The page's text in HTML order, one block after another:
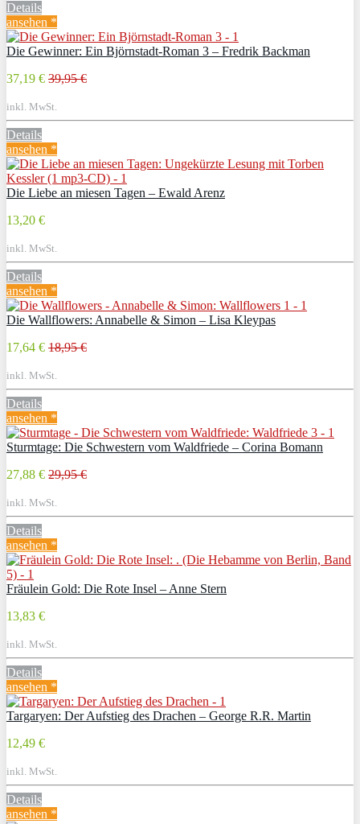
Details
ansehen *
Die Gewinner: Ein Björnstadt-Roman 3 – Fredrik Backman
37,19 € 39,95 €
inkl. MwSt.
Details
ansehen *
Die Liebe an miesen Tagen – Ewald Arenz
13,20 €
inkl. MwSt.
Details
ansehen *
Die Wallflowers: Annabelle & Simon – Lisa Kleypas
17,64 € 18,95 €
inkl. MwSt.
Details
ansehen *
Sturmtage: Die Schwestern vom Waldfriede – Corina Bomann
27,88 € 29,95 €
inkl. MwSt.
Details
ansehen *
Fräulein Gold: Die Rote Insel – Anne Stern
13,83 €
inkl. MwSt.
Details
ansehen *
Targaryen: Der Aufstieg des Drachen – George R.R. Martin
12,49 €
inkl. MwSt.
Details
ansehen *